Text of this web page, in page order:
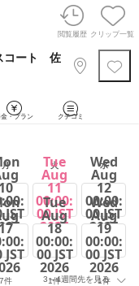
閲覧履歴 クリップ一覧
コート 佐
・プラン クチコミ
月 火 水
JST
7件
Tue
Aug
11
00:00:
00 JST
2026
5件
Wed
Aug
12
00:00:
00 JST
2026
1件
JST
7件
Tue
Aug
18
00:00:
00 JST
2026
1件
Wed
Aug
19
00:00:
00 JST
2026
1件
3～4週間先を見る